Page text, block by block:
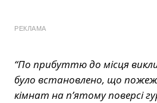
РЕКЛАМА
“По прибуттю до місця
було встановлено, що
кімнат на п’ятому поверсі